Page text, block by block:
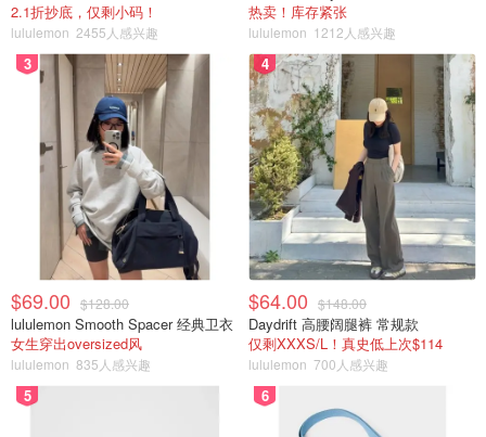
2.1折抄底，仅剩小码！
lululemon 2455人感兴趣
热卖！库存紧张
lululemon 1212人感兴趣
3
$69.00 $128.00
lululemon Smooth Spacer 经典卫衣
女生穿出oversized风
lululemon 835人感兴趣
4
$64.00 $148.00
Daydrift 高腰阔腿裤 常规款
仅剩XXXS/L！真史低上次$114
lululemon 700人感兴趣
5 6